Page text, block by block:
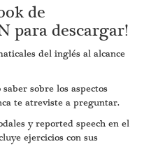
de
para descargar!
del inglés al alcance
sobre los aspectos
te atreviste a preguntar.
y reported speech en el
ejercicios con sus